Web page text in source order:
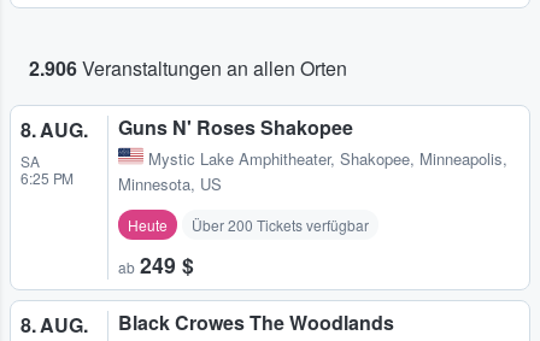
2.906Veranstaltungen an allen Orten
8. AUG.
SA
6:25 PM
Guns N' Roses Shakopee
Mystic Lake Amphitheater, Shakopee, Minneapolis,
Minnesota, US
Heute Über 200 Tickets verfügbar
ab 249 $
8. AUG. Black Crowes The Woodlands